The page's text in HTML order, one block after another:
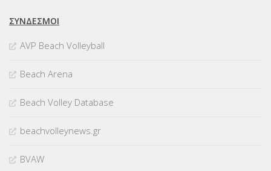
ΣΥΝΔΈΣΜΟΙ
AVP Beach Volleyball
Beach Arena
Beach Volley Database
beachvolleynews.gr
BVAW